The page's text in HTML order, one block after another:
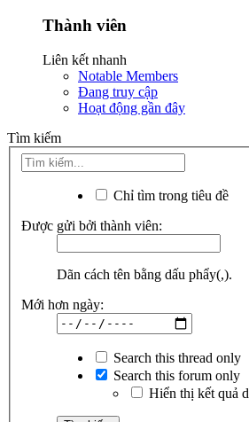
Thành viên
Liên kết nhanh
Notable Members
Đang truy cập
Hoạt động gần đây
Tìm kiếm
Chỉ tìm trong tiêu đề
Được gửi bởi thành viên:
Dãn cách tên bằng dấu phẩy(,).
Mới hơn ngày:
Search this thread only
Search this forum only
Hiển thị kết quả